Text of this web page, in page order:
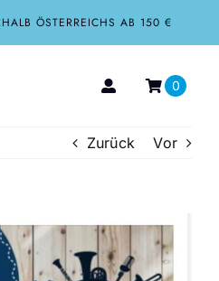
ÖSTERREICHS AB 150 €
0
Zurück Vor